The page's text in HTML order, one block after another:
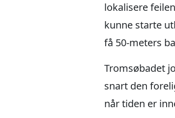
lokalisere
kunne starte
få 50-meters
Tromsøbadet
snart den
når tiden er